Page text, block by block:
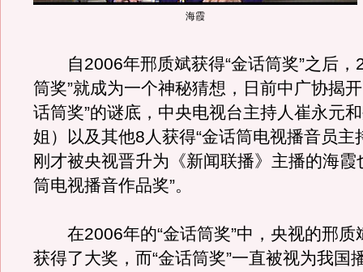
海霞
自2006年邢质斌获得“金话筒奖”之后，
筒奖”就成为一个神秘猜想，日前中广协揭
话筒奖”的谜底，中央电视台主持人崔永元
姐）以及其他8人获得“金话筒电视播音员主
刚才被央视晋升为《新闻联播》主播的海霞
筒电视播音作品奖”。
在2006年的“金话筒奖”中，央视的邢质
获得了大奖，而“金话筒奖”一直被视为我国